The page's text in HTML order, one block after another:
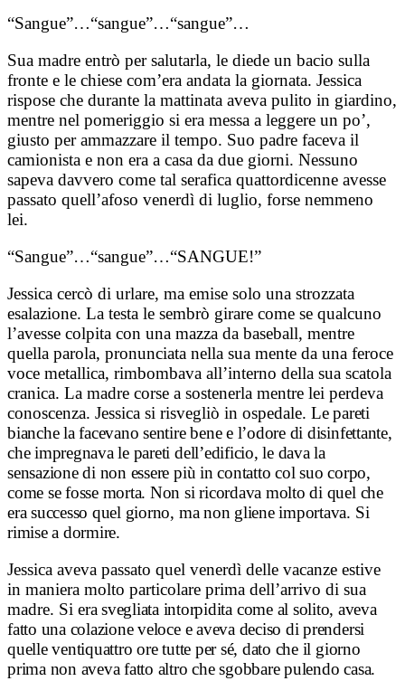
“Sangue”…“sangue”…“sangue”…
Sua madre entrò per salutarla, le diede un bacio sulla
fronte e le chiese com’era andata la giornata. Jessica
rispose che durante la mattinata aveva pulito in giardino,
mentre nel pomeriggio si era messa a leggere un po’,
giusto per ammazzare il tempo. Suo padre faceva il
camionista e non era a casa da due giorni. Nessuno
sapeva davvero come tal serafica quattordicenne avesse
passato quell’afoso venerdì di luglio, forse nemmeno
lei.
“Sangue”…“sangue”…“SANGUE!”
Jessica cercò di urlare, ma emise solo una strozzata
esalazione. La testa le sembrò girare come se qualcuno
l’avesse colpita con una mazza da baseball, mentre
quella parola, pronunciata nella sua mente da una feroce
voce metallica, rimbombava all’interno della sua scatola
cranica. La madre corse a sostenerla mentre lei perdeva
conoscenza. Jessica si risvegliò in ospedale. Le pareti
bianche la facevano sentire bene e l’odore di disinfettante,
che impregnava le pareti dell’edificio, le dava la
sensazione di non essere più in contatto col suo corpo,
come se fosse morta. Non si ricordava molto di quel che
era successo quel giorno, ma non gliene importava. Si
rimise a dormire.
Jessica aveva passato quel venerdì delle vacanze estive
in maniera molto particolare prima dell’arrivo di sua
madre. Si era svegliata intorpidita come al solito, aveva
fatto una colazione veloce e aveva deciso di prendersi
quelle ventiquattro ore tutte per sé, dato che il giorno
prima non aveva fatto altro che sgobbare pulendo casa.